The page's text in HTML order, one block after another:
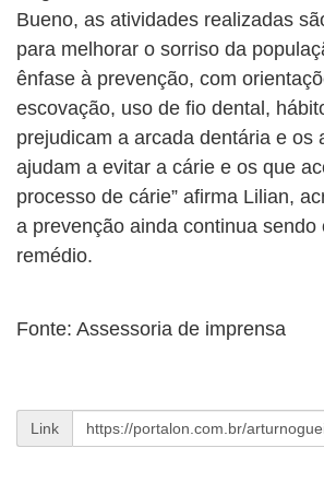
Bueno, as atividades realizadas
para melhorar o sorriso da
ênfase à prevenção, com
escovação, uso de fio dental,
prejudicam a arcada dentária e os
ajudam a evitar a cárie e os que
processo de cárie” afirma Lilian,
a prevenção ainda continua sendo
remédio.
Fonte: Assessoria de imprensa
Link